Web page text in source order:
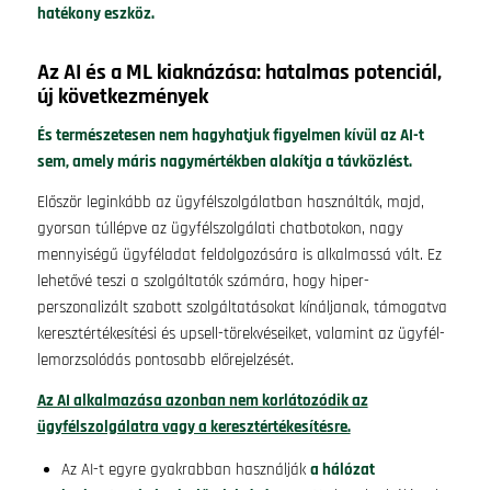
hatékony eszköz.
Az AI és a ML kiaknázása: hatalmas potenciál,
új következmények
És természetesen nem hagyhatjuk figyelmen kívül az AI-t
sem, amely máris nagymértékben alakítja a távközlést.
Először leginkább az ügyfélszolgálatban használták, majd,
gyorsan túllépve az ügyfélszolgálati chatbotokon, nagy
mennyiségű ügyféladat feldolgozására is alkalmassá vált. Ez
lehetővé teszi a szolgáltatók számára, hogy hiper-
perszonalizált szabott szolgáltatásokat kínáljanak, támogatva
keresztértékesítési és upsell-törekvéseiket, valamint az ügyfél-
lemorzsolódás pontosabb előrejelzését.
Az AI alkalmazása azonban nem korlátozódik az
ügyfélszolgálatra vagy a keresztértékesítésre.
Az AI-t egyre gyakrabban használjáka hálózat